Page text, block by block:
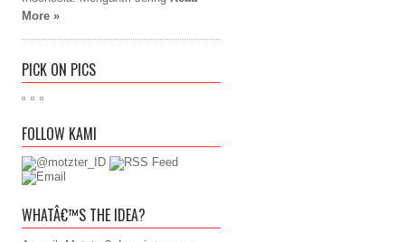
More »
PICK ON PICS
FOLLOW KAMI
WHATÂ€™S THE IDEA?